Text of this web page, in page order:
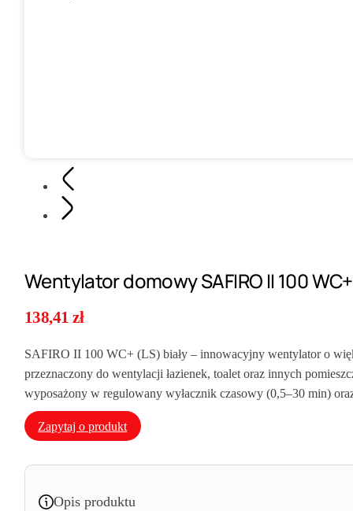
Wentylator domowy SAFIRO II 100
138,41zł
SAFIRO II 100 WC+ (LS) biały – innowacyjny wentylator o
przeznaczony do wentylacji łazienek, toalet oraz innych
wyposażony w regulowany wyłacznik czasowy (0,5–30 min)
Zapytaj o produkt
Opis produktu